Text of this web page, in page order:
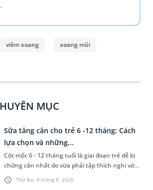
viêm xoang xoang mũi
MỤC
Thứ Ba, 4 tháng 8, 2026
Sữa tăng cân cho trẻ 6 -12 tháng: Cách
lựa chọn và những...
Cột mốc 6 - 12 tháng tuổi là giai đoạn trẻ dễ bị
chững cân nhất do vừa phải tập thích nghi với
chế độ ăn dặm, vừa dễ gặp các vấn đề rối loạn
tiêu hóa. Lựa chọn đúng dòng sữa tăng cân cho